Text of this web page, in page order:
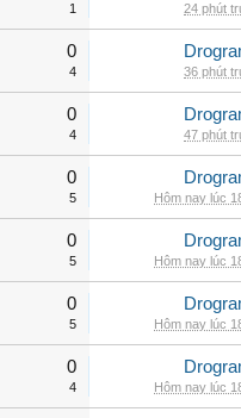
1 24 phút
0
4 36 phút
0
4 47 phút
0
5 Hôm nay lúc
0
5 Hôm nay lúc
0
5 Hôm nay lúc
0
4 Hôm nay lúc